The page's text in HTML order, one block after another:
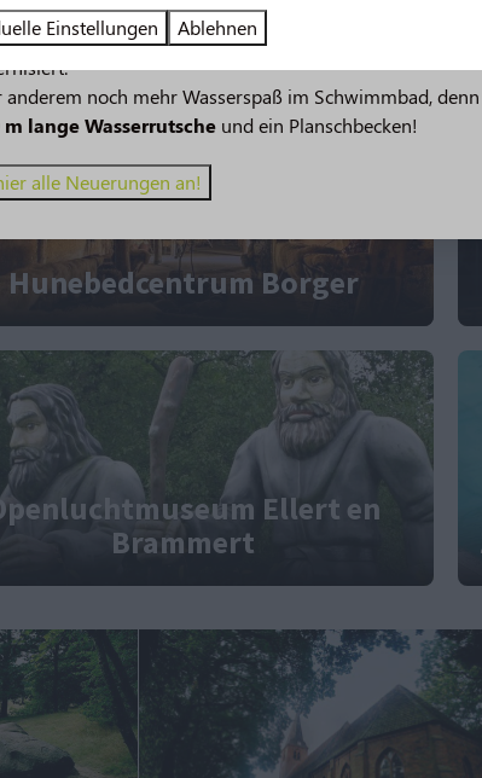
met het hele gezin!
Hunebedcentrum Borger
Ellert en
Brammert
mehr Urlaubsspaß! 🤩 Mehrere Einrichtungen
anderem noch mehr Wasserspaß im Schwimmbad, denn
m lange Wasserrutsche und ein Planschbecken!
alle Neuerungen an!
Einstellungen Ablehnen